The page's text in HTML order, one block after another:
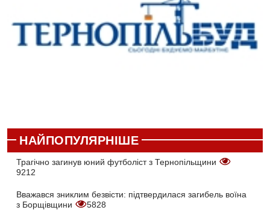
НАЙПОПУЛЯРНІШЕ
Трагічно загинув юний футболіст з Тернопільщини
9212
Вважався зниклим безвісти: підтвердилася загибель воїна
з Борщівщини
5828